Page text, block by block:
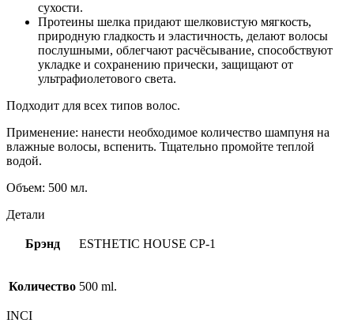
сухости.
Протеины шелка придают шелковистую мягкость,
природную гладкость и эластичность, делают волосы
послушными, облегчают расчёсывание, способствуют
укладке и сохранению прически, защищают от
ультрафиолетового света.
Подходит для всех типов волос.
Применение: нанести необходимое количество шампуня на
влажные волосы, вспенить. Тщательно промойте теплой
водой.
Объем: 500 мл.
Детали
Брэнд ESTHETIC HOUSE CP-1
Количество 500 ml.
INCI